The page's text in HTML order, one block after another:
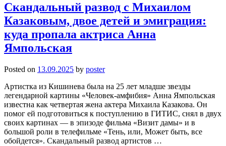
Скандальный развод с Михаилом
Казаковым, двое детей и эмиграция:
куда пропала актриса Анна
Ямпольская
Posted on 13.09.2025 by poster
Артистка из Кишинева была на 25 лет младше звезды
легендарной картины «Человек-амфибия» Анна Ямпольская
известна как четвертая жена актера Михаила Казакова. Он
помог ей подготовиться к поступлению в ГИТИС, снял в двух
своих картинах — в эпизоде фильма «Визит дамы» и в
большой роли в телефильме «Тень, или, Может быть, все
обойдется». Скандальный развод артистов …